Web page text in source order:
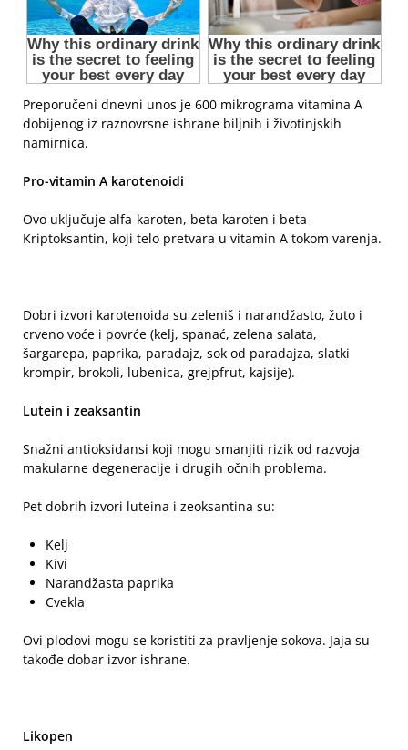
Preporučeni dnevni unos je 600 mikrograma vitamina A
dobijenog iz raznovrsne ishrane biljnih i životinjskih
namirnica.
Pro-vitamin A karotenoidi
Ovo uključuje alfa-karoten, beta-karoten i beta-
Kriptoksantin, koji telo pretvara u vitamin A tokom varenja.
Dobri izvori karotenoida su zeleniš i narandžasto, žuto i
crveno voće i povrće (kelj, spanać, zelena salata,
šargarepa, paprika, paradajz, sok od paradajza, slatki
krompir, brokoli, lubenica, grejpfrut, kajsije).
Lutein i zeaksantin
Snažni antioksidansi koji mogu smanjiti rizik od razvoja
makularne degeneracije i drugih očnih problema.
Pet dobrih izvori luteina i zeoksantina su:
Kelj
Kivi
Narandžasta paprika
Cvekla
Ovi plodovi mogu se koristiti za pravljenje sokova. Jaja su
takođe dobar izvor ishrane.
Likopen